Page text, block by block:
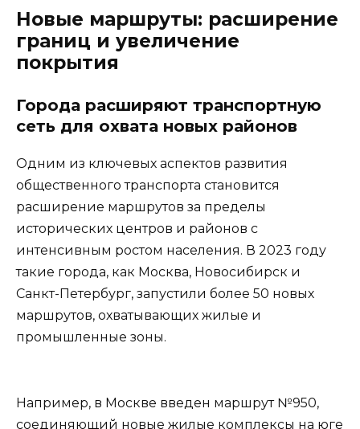
Новые маршруты: расширение
границ и увеличение
покрытия
Города расширяют транспортную
сеть для охвата новых районов
Одним из ключевых аспектов развития
общественного транспорта становится
расширение маршрутов за пределы
исторических центров и районов с
интенсивным ростом населения. В 2023 году
такие города, как Москва, Новосибирск и
Санкт-Петербург, запустили более 50 новых
маршрутов, охватывающих жилые и
промышленные зоны.
Например, в Москве введен маршрут №950,
соединяющий новые жилые комплексы на юге